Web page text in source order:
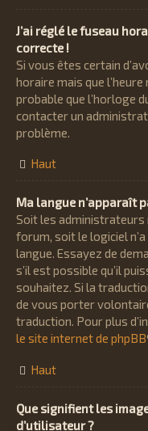
J’ai réglé le fuseau
correcte !
Si vous êtes certain
horaire mais que
probable que l’horloge
contacter un
problème.
Haut
Ma langue n’apparaît
Soit les administrateurs
forum, soit le logiciel
langue. Essayez de
s’il est possible qu’il
souhaitez. Si la
de vous porter
traduction. Pour plus
le site internet de phpBB
Haut
Que signifient les
d’utilisateur ?